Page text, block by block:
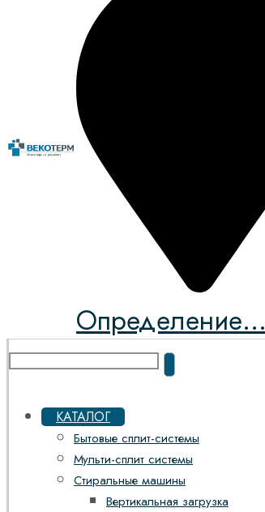
Определение...
КАТАЛОГ
Бытовые сплит-системы
Мульти-сплит системы
Стиральные машины
Вертикальная загрузка